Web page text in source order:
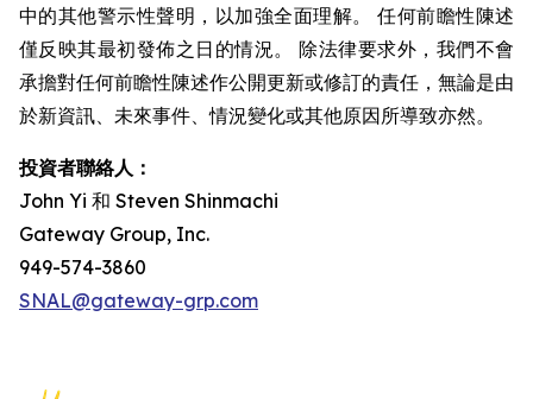
中的其他警示性聲明，以加強全面理解。 任何前瞻性陳述
僅反映其最初發佈之日的情況。 除法律要求外，我們不會
承擔對任何前瞻性陳述作公開更新或修訂的責任，無論是由
於新資訊、未來事件、情況變化或其他原因所導致亦然。
投資者聯絡人：
John Yi 和 Steven Shinmachi
Gateway Group, Inc.
949-574-3860
SNAL@gateway-grp.com